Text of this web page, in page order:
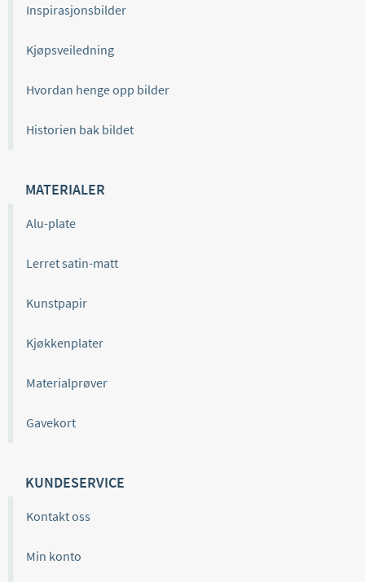
Inspirasjonsbilder
Kjøpsveiledning
Hvordan henge opp bilder
Historien bak bildet
MATERIALER
Alu-plate
Lerret satin-matt
Kunstpapir
Kjøkkenplater
Materialprøver
Gavekort
KUNDESERVICE
Kontakt oss
Min konto